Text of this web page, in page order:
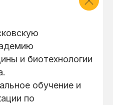
и биотехнологии
обучение и
по